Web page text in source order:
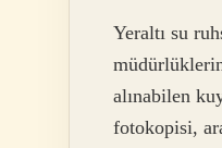
Yeraltı su
alınabilen
fotokopisi,